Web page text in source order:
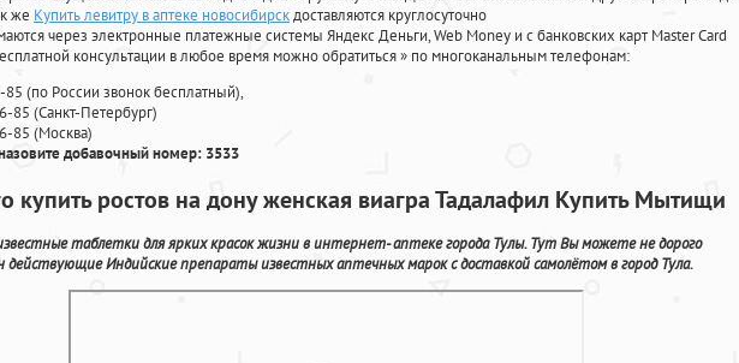
же Купить левитру в аптеке новосибирскдоставляются круглосуточно
через электронные платежные системы Яндекс Деньги, Web Money и с банковских карт Master Card
консультации в любое время можно обратиться» по многоканальным телефонам:
85 (по России звонок бесплатный),
85 (Санкт-Петербург)
85 (Москва)
добавочный номер: 3533
купить ростов на дону женская виагра Тадалафил Купить Мытищи
таблетки для ярких красок жизни в интернет- аптеке города Тулы. Тут Вы можете не дорого
действующие Индийские препараты известных аптечных марок с доставкой самолётом в город Тула.